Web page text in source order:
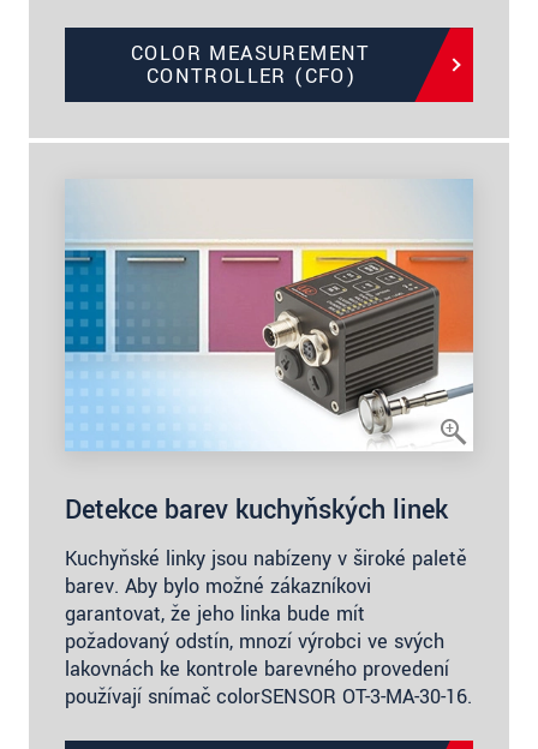
COLOR MEASUREMENT
CONTROLLER (CFO)
Detekce barev kuchyňských linek
Kuchyňské linky jsou nabízeny v široké paletě
barev. Aby bylo možné zákazníkovi
garantovat, že jeho linka bude mít
požadovaný odstín, mnozí výrobci ve svých
lakovnách ke kontrole barevného provedení
používají snímač colorSENSOR OT-3-MA-30-16.